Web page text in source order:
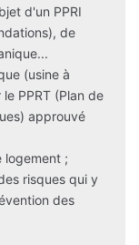
d'un PPRI
de
(usine à
PPRT (Plan de
approuvé
logement ;
risques qui y
des